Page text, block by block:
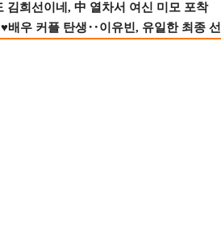
김희선이네, 中 열차서 여신 미모 포착
배우 커플 탄생‥이유빈, 유일한 최종